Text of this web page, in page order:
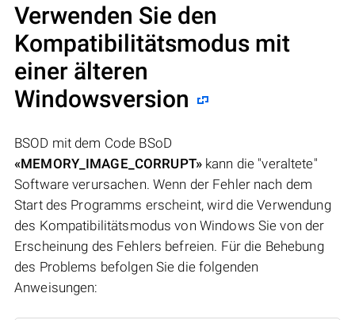
Verwenden Sie den
Kompatibilitätsmodus mit
einer älteren
Windowsversion
BSOD mit dem Code BSoD
«MEMORY_IMAGE_CORRUPT»kann die "veraltete"
Software verursachen. Wenn der Fehler nach dem
Start des Programms erscheint, wird die Verwendung
des Kompatibilitätsmodus von Windows Sie von der
Erscheinung des Fehlers befreien. Für die Behebung
des Problems befolgen Sie die folgenden
Anweisungen: